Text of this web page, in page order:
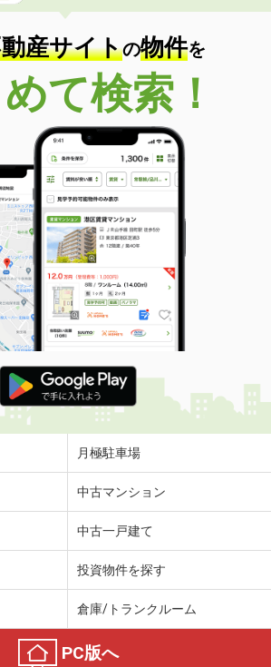
産サイトの物件を
て検索！
月極駐車場
中古マンション
中古一戸建て
投資物件を探す
倉庫/トランクルーム
PC版へ